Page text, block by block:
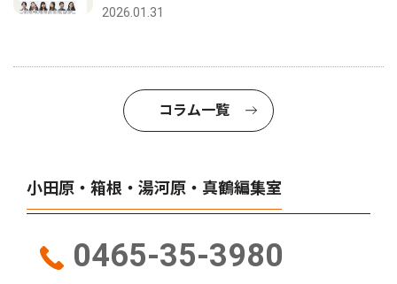
2026.01.31
コラム一覧
小田原・箱根・湯河原・真鶴編集室
0465-35-3980